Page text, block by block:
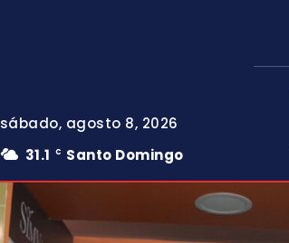
sábado, agosto 8, 2026
31.1
C Santo Domingo